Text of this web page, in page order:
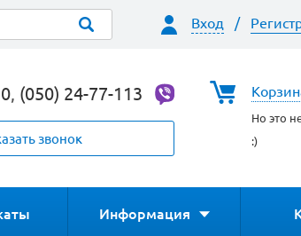
Вход /
Но это
:)
, (050) 24-77-113
звонок
Информация